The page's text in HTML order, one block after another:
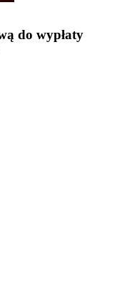
do wypłaty